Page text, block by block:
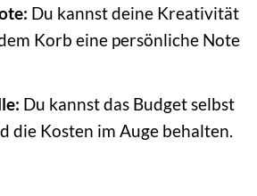
Du kannst deine Kreativität
Korb eine persönliche Note
Du kannst das Budget selbst
die Kosten im Auge behalten.